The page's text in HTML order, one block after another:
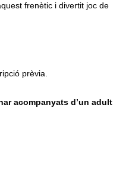
frenètic i divertit joc de
prèvia.
acompanyats d’un adult